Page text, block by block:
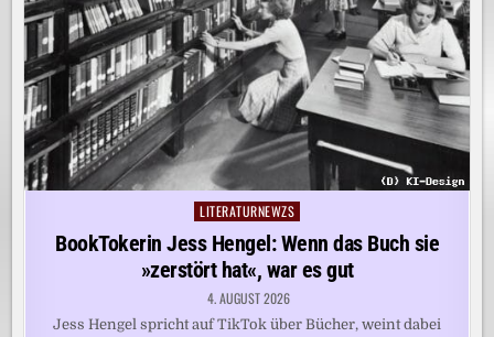
Posted
LITERATURNEWZS
BookTokerin Jess Hengel: Wenn das Buch sie
»zerstört hat«, war es gut
4. AUGUST 2026
Jess Hengel spricht auf TikTok über Bücher, weint dabei